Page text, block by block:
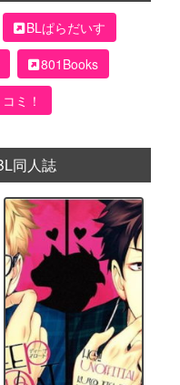
BLぱらだいす
801Books
ミ！
同人誌